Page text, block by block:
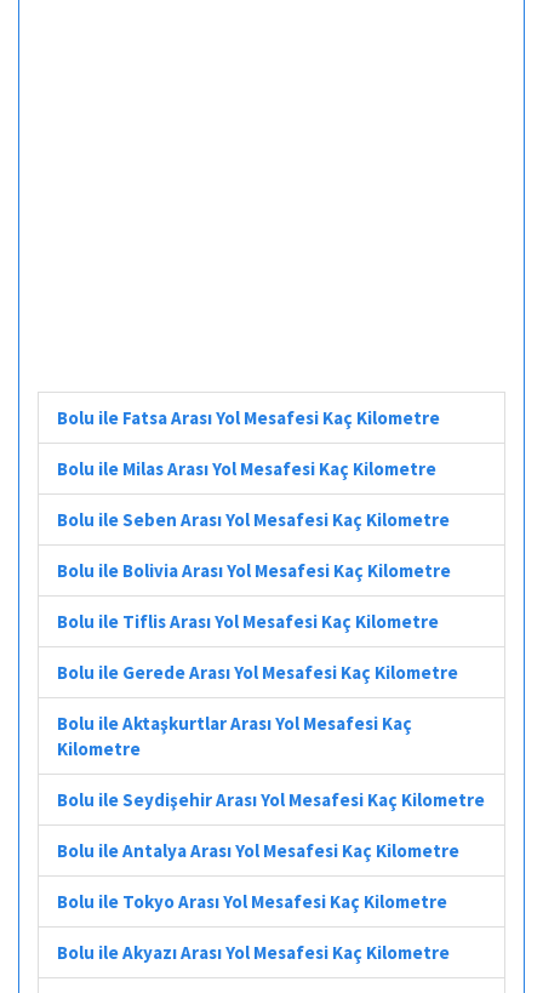
Bolu ile Fatsa Arası Yol Mesafesi Kaç Kilometre
Bolu ile Milas Arası Yol Mesafesi Kaç Kilometre
Bolu ile Seben Arası Yol Mesafesi Kaç Kilometre
Bolu ile Bolivia Arası Yol Mesafesi Kaç Kilometre
Bolu ile Tiflis Arası Yol Mesafesi Kaç Kilometre
Bolu ile Gerede Arası Yol Mesafesi Kaç Kilometre
Bolu ile Aktaşkurtlar Arası Yol Mesafesi Kaç
Kilometre
Bolu ile Seydişehir Arası Yol Mesafesi Kaç Kilometre
Bolu ile Antalya Arası Yol Mesafesi Kaç Kilometre
Bolu ile Tokyo Arası Yol Mesafesi Kaç Kilometre
Bolu ile Akyazı Arası Yol Mesafesi Kaç Kilometre